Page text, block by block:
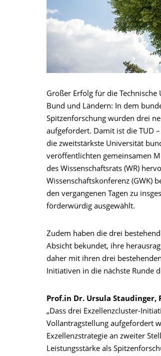
Großer Erfolg für die Technische
Bund und Ländern: In dem
Spitzenforschung wurden drei
aufgefordert. Damit ist die TUD
die zweitstärkste Universität
veröffentlichten gemeinsamen
des Wissenschaftsrats (WR)
Wissenschaftskonferenz (GWK)
den vergangenen Tagen zu
förderwürdig ausgewählt.
Zudem haben die drei
Absicht bekundet, ihre
daher mit ihren drei
Initiativen in die nächste Runde
Prof.in Dr. Ursula Staudinger,
„Dass drei Exzellenzcluster-
Vollantragstellung aufgefordert
Exzellenzstrategie an zweiter
Leistungsstärke als